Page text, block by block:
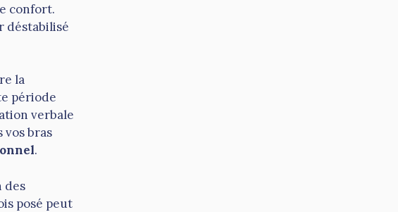
confort.
déstabilisé
la
période
verbale
bras
.
des
posé peut